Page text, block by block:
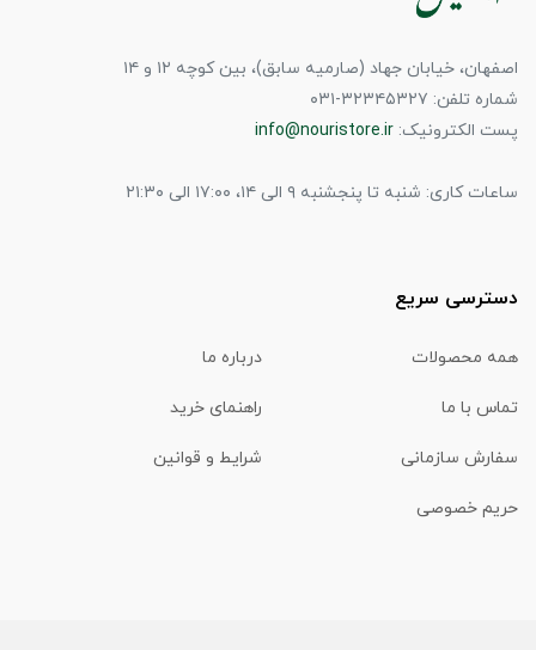
اصفهان، خیابان جهاد (صارمیه سابق)، بین کوچه ۱۲ و ۱۴
شماره تلفن: ۳۲۳۴۵۳۲۷-۰۳۱
پست الکترونیک: info@nouristore.ir
ساعات کاری: شنبه تا پنجشنبه ۹ الی ۱۴، ۱۷:۰۰ الی ۲۱:۳۰
دسترسی سریع
همه محصولات درباره ما
تماس با ما راهنمای خرید
سفارش سازمانی شرایط و قوانین
حریم خصوصی